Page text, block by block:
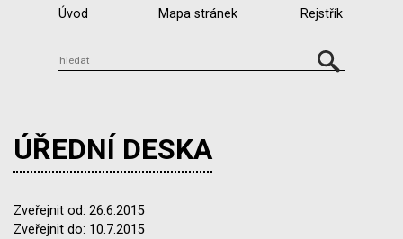
Úvod Mapa stránek Rejstřík
ÚŘEDNÍ DESKA
Zveřejnit od: 26.6.2015
Zveřejnit do: 10.7.2015